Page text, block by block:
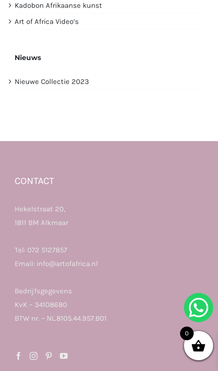
Kadobon Afrikaanse kunst
Art of Africa Video’s
Nieuws
Nieuwe Collectie 2023
CONTACT
Hekelstraat 20,
1811 BM Alkmaar
Tel: 072 5127857
Email: info@artofafrica.nl
Bedrijfsgegevens
KvK – 34108680
BTW nr. – NL.8105.44.957.B01
0